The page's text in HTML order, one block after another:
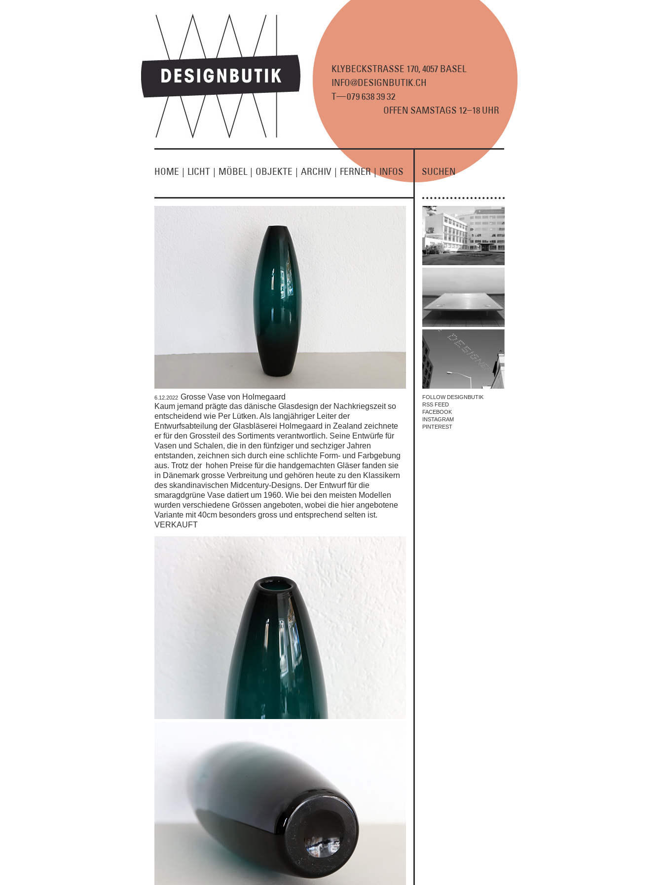
KLYBECKSTRASSE 170, 4057 BASEL
INFO@DESIGNBUTIK.CH
T—0796383932
OFFEN SAMSTAGS 12–18 UHR
HOME | LICHT | MÖBEL | OBJEKTE | ARCHIV | FERNER | INFOS SUCHEN
FOLLOW DESIGNBUTIK
RSS FEED
FACEBOOK
INSTAGRAM
PINTEREST
6.12.2022 Grosse Vase von Holmegaard
Kaum jemand prägte das dänische Glasdesign der Nachkriegszeit so
entscheidend wie Per Lütken. Als langjähriger Leiter der
Entwurfsabteilung der Glasbläserei Holmegaard in Zealand zeichnete
er für den Grossteil des Sortiments verantwortlich. Seine Entwürfe für
Vasen und Schalen, die in den fünfziger und sechziger Jahren
entstanden, zeichnen sich durch eine schlichte Form- und Farbgebung
aus. Trotz der hohen Preise für die handgemachten Gläser fanden sie
in Dänemark grosse Verbreitung und gehören heute zu den Klassikern
des skandinavischen Midcentury-Designs. Der Entwurf für die
smaragdgrüne Vase datiert um 1960. Wie bei den meisten Modellen
wurden verschiedene Grössen angeboten, wobei die hier angebotene
Variante mit 40cm besonders gross und entsprechend selten ist.
VERKAUFT